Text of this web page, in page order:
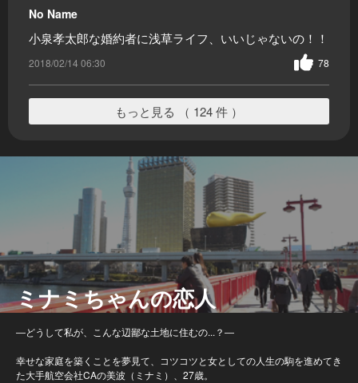
No Name
小泉孝太郎な婚約者に浅草ライフ、いいじゃないの！！
2018/02/14 06:30 78
もっと見る （ 124 件 ）
ミナミちゃんの恋人
―どうして私が、こんな辺鄙な土地に住むの...？―
幸せな家庭を築くことを夢見て、コツコツと女としての人生の駒を進めてき
た大手航空会社CAの美波（ミナミ）、27歳。